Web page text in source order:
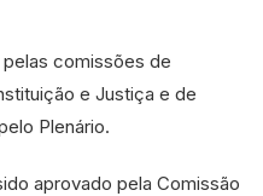
pelas comissões de
e Justiça e de
Plenário.
aprovado pela Comissão